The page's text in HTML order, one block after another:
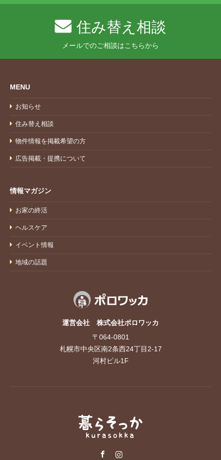
住み替え相談
メールでのご相談はこちらから
MENU
お知らせ
住み替え相談
物件情報を掲載希望の方
広告掲載・提携について
情報マガジン
お家の終活
ヘルスケア
イベント情報
地域の話題
運営会社 株式会社ポロワッカ
〒064-0801
札幌市中央区南2条西24丁目2-17
河村ビル1F